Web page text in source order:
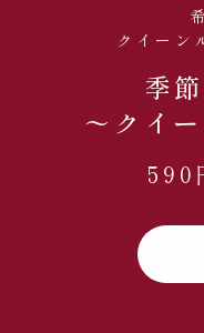
クイーン
季
〜クイ
590